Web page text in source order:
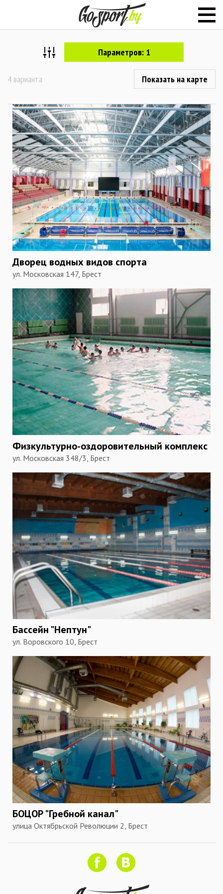
Параметров: 1
4 варианта Показать на карте
Дворец водных видов спорта
ул. Московская 147, Брест
Физкультурно-оздоровительный комплекс
ул. Московская 348/3, Брест
Бассейн "Нептун"
ул. Воровского 10, Брест
БОЦОР "Гребной канал"
улица Октябрьской Революции 2, Брест